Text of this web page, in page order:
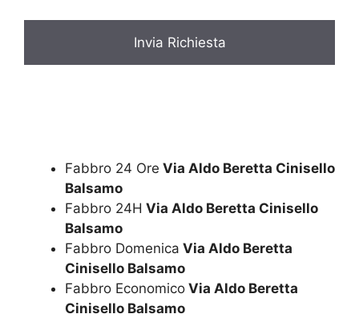
y
Fabbro 24 Ore Via Aldo Beretta Cinisello
Balsamo
Fabbro 24H Via Aldo Beretta Cinisello
Balsamo
Fabbro Domenica Via Aldo Beretta
Cinisello Balsamo
Fabbro Economico Via Aldo Beretta
Cinisello Balsamo